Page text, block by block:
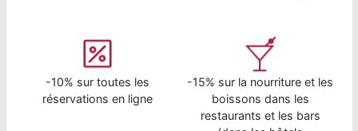
-10% sur toutes les
réservations en ligne
-15% sur la nourriture et les
boissons dans les
restaurants et les bars